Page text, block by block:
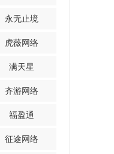
永无止境
虎薇网络
满天星
齐游网络
福盈通
征途网络